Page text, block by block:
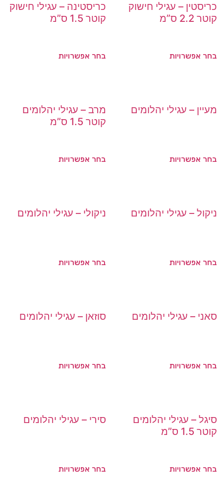
כריסטין – עגילי חישוק
קוטר 2.2 ס”מ
בחר אפשרויות
כריסטינה – עגילי חישוק
קוטר 1.5 ס”מ
בחר אפשרויות
מעיין – עגילי יהלומים
בחר אפשרויות
מרב – עגילי יהלומים
קוטר 1.5 ס”מ
בחר אפשרויות
ניקול – עגילי יהלומים
בחר אפשרויות
ניקולי – עגילי יהלומים
בחר אפשרויות
סאני – עגילי יהלומים
בחר אפשרויות
סוזאן – עגילי יהלומים
בחר אפשרויות
סיגל – עגילי יהלומים
קוטר 1.5 ס”מ
בחר אפשרויות
סירי – עגילי יהלומים
בחר אפשרויות